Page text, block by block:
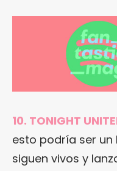
10. TONIGHT
esto podría ser un
siguen vivos y